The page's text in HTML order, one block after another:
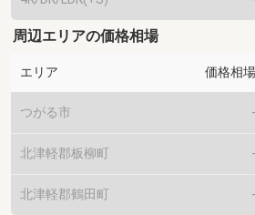
周辺エリアの価格相場
エリア 価格相場
つがる市 -
北津軽郡板柳町 -
北津軽郡鶴田町 -